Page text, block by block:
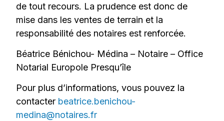
de tout recours. La prudence est donc de
mise dans les ventes de terrain et la
responsabilité des notaires est renforcée.
Béatrice Bénichou- Médina – Notaire – Office
Notarial Europole Presqu’île
Pour plus d’informations, vous pouvez la
contacter beatrice.benichou-
medina@notaires.fr